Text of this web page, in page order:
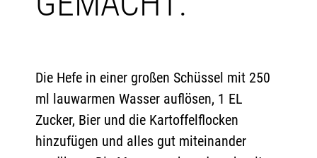
Die Hefe in einer großen Schüssel mit 250
ml lauwarmen Wasser auflösen, 1 EL
Zucker, Bier und die Kartoffelflocken
hinzufügen und alles gut miteinander